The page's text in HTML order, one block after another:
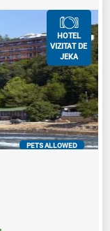
HOTEL
VIZITAT DE
JEKA
PETS ALLOWED